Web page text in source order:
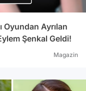
Oyundan Ayrılan
Şenkal Geldi!
Magazin